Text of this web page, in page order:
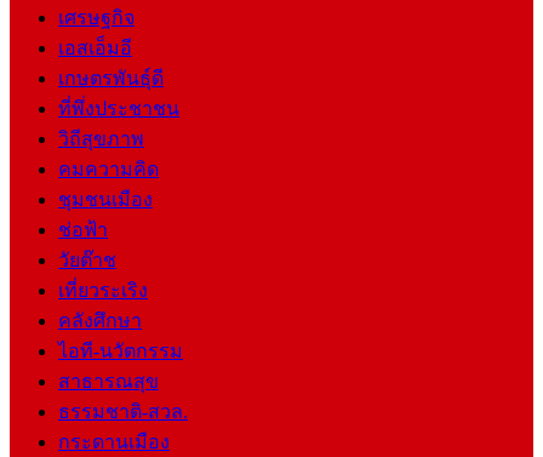
เศรษฐกิจ
เอสเอ็มอี
เกษตรพันธุ์ดี
ที่พึ่งประชาชน
วิถีสุขภาพ
คมความคิด
ชุมชนเมือง
ช่อฟ้า
วัยต๊าช
เที่ยวระเริง
คลังศึกษา
ไอที-นวัตกรรม
สาธารณสุข
ธรรมชาติ-สวล.
กระดานเมือง